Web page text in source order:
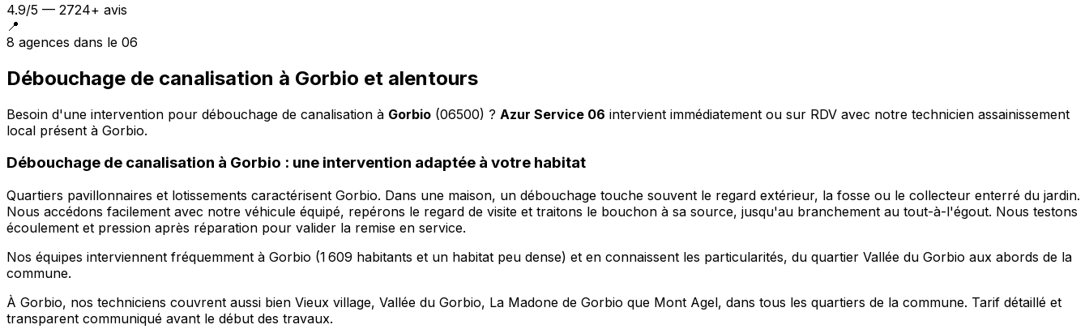
4.9/5 — 2724+ avis
📍
8 agences dans le 06
Débouchage de canalisation à Gorbio et alentours
Besoin d'une intervention pour débouchage de canalisation à Gorbio (06500) ? Azur Service 06 intervient immédiatement ou sur RDV avec notre technicien assainissement
local présent à Gorbio.
Débouchage de canalisation à Gorbio : une intervention adaptée à votre habitat
Quartiers pavillonnaires et lotissements caractérisent Gorbio. Dans une maison, un débouchage touche souvent le regard extérieur, la fosse ou le collecteur enterré du jardin.
Nous accédons facilement avec notre véhicule équipé, repérons le regard de visite et traitons le bouchon à sa source, jusqu'au branchement au tout-à-l'égout. Nous testons
écoulement et pression après réparation pour valider la remise en service.
Nos équipes interviennent fréquemment à Gorbio (1 609 habitants et un habitat peu dense) et en connaissent les particularités, du quartier Vallée du Gorbio aux abords de la
commune.
À Gorbio, nos techniciens couvrent aussi bien Vieux village, Vallée du Gorbio, La Madone de Gorbio que Mont Agel, dans tous les quartiers de la commune. Tarif détaillé et
transparent communiqué avant le début des travaux.